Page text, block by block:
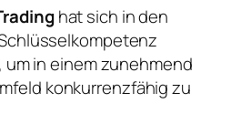
hat sich in den
in einem zunehmend
konkurrenzfähig zu